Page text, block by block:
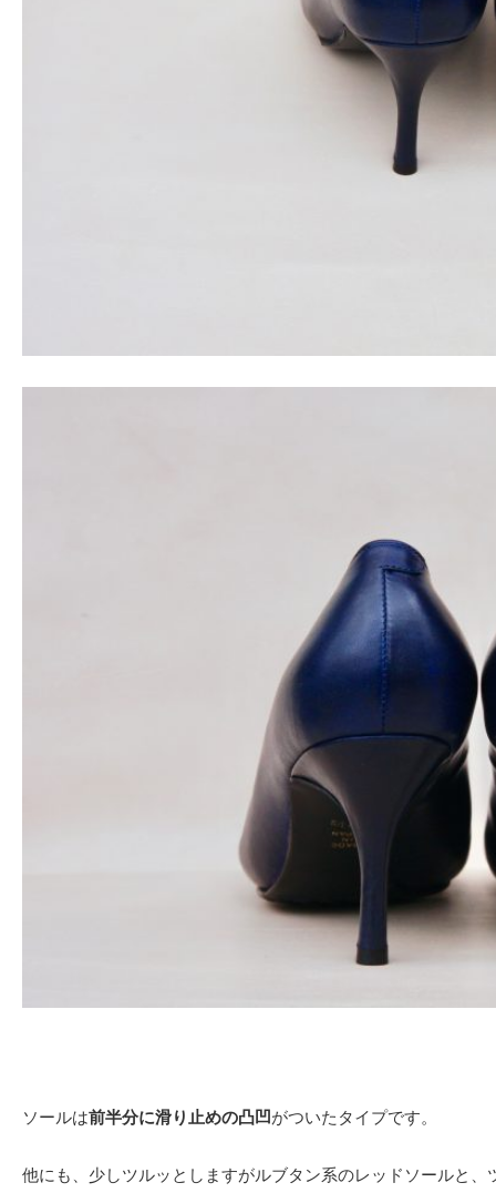
ソールは前半分に滑り止めの凸凹がついたタイプです。
他にも、少しツルッとしますがルブタン系のレッドソールと